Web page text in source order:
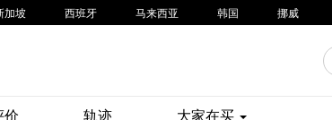
加坡 西班牙 马来西亚 韩国 挪威
价 轨迹 大家在买